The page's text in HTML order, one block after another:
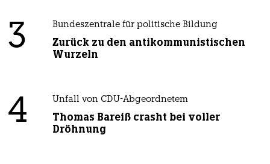
3 Bundeszentrale für politische Bildung
Zurück zu den antikommunistischen
Wurzeln
4 Unfall von CDU-Abgeordnetem
Thomas Bareiß crasht bei voller
Dröhnung